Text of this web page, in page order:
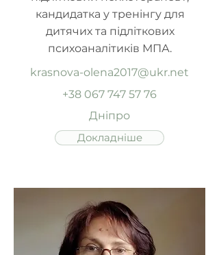
кандидатка у тренінгу для
дитячих та підліткових
психоаналітиків МПА.
krasnova-olena2017@ukr.net
+38 067 747 57 76
Дніпро
Докладніше